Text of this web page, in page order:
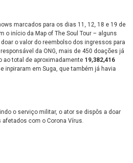
marcados para os dias 11, 12, 18 e 19 de
o início da Map of The Soul Tour – alguns
o valor do reembolso dos ingressos para
da ONG, mais de 450 doações já
ao total de aproximadamente 19,382,416
inpiraram em Suga, que também já havia
o serviço militar, o ator se dispôs a doar
com o Corona Vírus.